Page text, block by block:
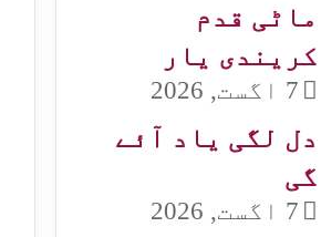
ماٹی قدم
کریندی یار
7 اگست, 2026
دل لگی یاد آئے
گی
7 اگست, 2026